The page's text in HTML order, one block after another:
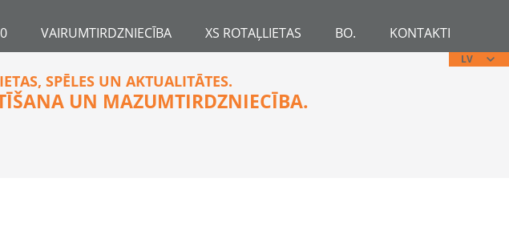
VAIRUMTIRDZNIECĪBA XS ROTAĻLIETAS BO. KONTAKTI
LV
SPĒLES UN AKTUALITĀTES.
UN MAZUMTIRDZNIECĪBA.